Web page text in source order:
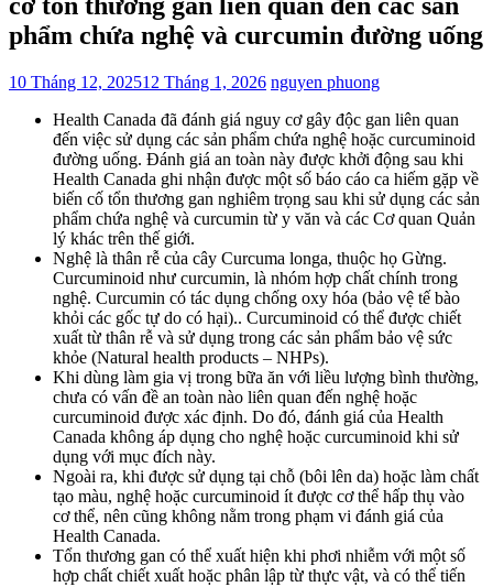
phẩm chứa nghệ và curcumin đường uống
10 Tháng 12, 202512 Tháng 1, 2026 nguyen phuong
Health Canada đã đánh giá nguy cơ gây độc gan liên quan
đến việc sử dụng các sản phẩm chứa nghệ hoặc curcuminoid
đường uống. Đánh giá an toàn này được khởi động sau khi
Health Canada ghi nhận được một số báo cáo ca hiếm gặp về
biến cố tổn thương gan nghiêm trọng sau khi sử dụng các sản
phẩm chứa nghệ và curcumin từ y văn và các Cơ quan Quản
lý khác trên thế giới.
Nghệ là thân rễ của cây Curcuma longa, thuộc họ Gừng.
Curcuminoid như curcumin, là nhóm hợp chất chính trong
nghệ. Curcumin có tác dụng chống oxy hóa (bảo vệ tế bào
khỏi các gốc tự do có hại).. Curcuminoid có thể được chiết
xuất từ thân rễ và sử dụng trong các sản phẩm bảo vệ sức
khỏe (Natural health products – NHPs).
Khi dùng làm gia vị trong bữa ăn với liều lượng bình thường,
chưa có vấn đề an toàn nào liên quan đến nghệ hoặc
curcuminoid được xác định. Do đó, đánh giá của Health
Canada không áp dụng cho nghệ hoặc curcuminoid khi sử
dụng với mục đích này.
Ngoài ra, khi được sử dụng tại chỗ (bôi lên da) hoặc làm chất
tạo màu, nghệ hoặc curcuminoid ít được cơ thể hấp thụ vào
cơ thể, nên cũng không nằm trong phạm vi đánh giá của
Health Canada.
Tổn thương gan có thể xuất hiện khi phơi nhiễm với một số
hợp chất chiết xuất hoặc phân lập từ thực vật, và có thể tiến